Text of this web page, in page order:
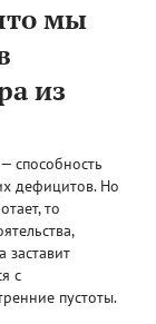
мы
из
способность
дефицитов. Но
то
заставит
с
пустоты.